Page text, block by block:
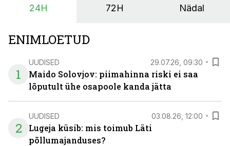
24H 72H Nädal
ENIMLOETUD
1
UUDISED 29.07.26, 09:30
Maido Solovjov: piimahinna riski ei saa
lõputult ühe osapoole kanda jätta
2
UUDISED 03.08.26, 12:00
Lugeja küsib: mis toimub Läti
põllumajanduses?